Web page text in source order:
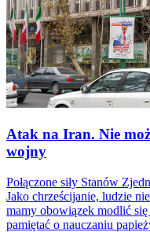
Atak na Iran. Nie
wojny
Połączone siły Stanów
Jako chrześcijanie, ludzie
mamy obowiązek modlić
pamiętać o nauczaniu